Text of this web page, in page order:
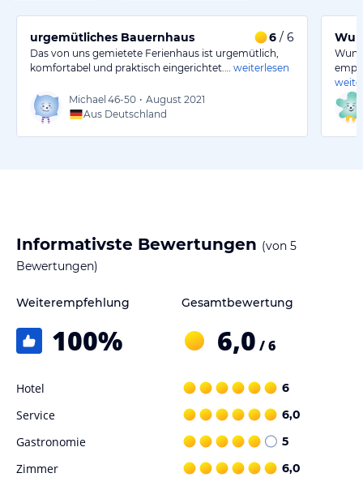
urgemütliches Bauernhaus 6 / 6
Das von uns gemietete Ferienhaus ist urgemütlich,
komfortabel und praktisch eingerichtet.…
weiterlesen
Michael 46-50 • August 2021
Aus Deutschland
Informativste Bewertungen (von 5
Bewertungen)
Weiterempfehlung
100%
Gesamtbewertung
6,0 / 6
Hotel 6
Service 6,0
Gastronomie 5
Zimmer 6,0